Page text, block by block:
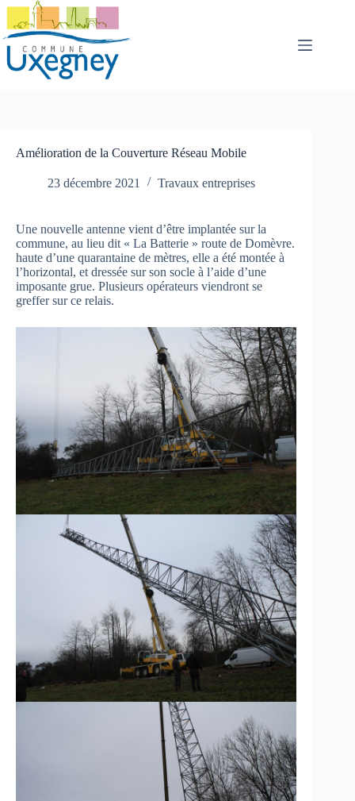
Passer
contenu
Amélioration de la Couverture Réseau Mobile
23 décembre 2021 Travaux entreprises
Une nouvelle antenne vient d’être implantée sur la
commune, au lieu dit « La Batterie » route de Domèvre.
haute d’une quarantaine de mètres, elle a été montée à
l’horizontal, et dressée sur son socle à l’aide d’une
imposante grue. Plusieurs opérateurs viendront se
greffer sur ce relais.